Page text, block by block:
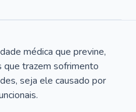
médica que previne,
que trazem sofrimento
seja ele causado por